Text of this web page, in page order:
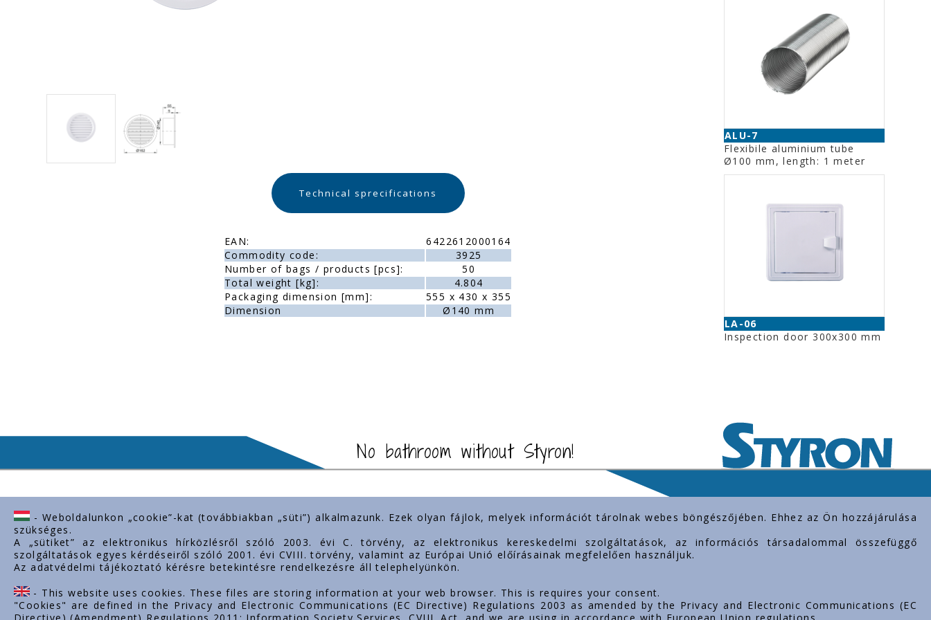
Technical sprecifications
EAN:
6422612000164
Commodity code:
3925
Number of bags / products [pcs]:
50
Total weight [kg]:
4.804
Packaging dimension [mm]:
555 x 430 x 355
Dimension
Ø140 mm
ALU-7
Flexibile aluminium tube
Ø100 mm, length: 1 meter
LA-06
Inspection door 300x300 mm
No bathroom without Styron!
Contact us
H-2243 Kóka, Zsámboki út Ipartelep
hrsz. 0139/12.
ertekesites@styron.hu
Important links
About us
Documents
Career
Our presence
- Weboldalunkon „cookie”-kat (továbbiakban „süti”) alkalmazunk. Ezek olyan fájlok, melyek információt tárolnak webes böngészőjében. Ehhez az Ön hozzájárulása
szükséges.
A „sütiket” az elektronikus hírközlésről szóló 2003. évi C. törvény, az elektronikus kereskedelmi szolgáltatások, az információs társadalommal összefüggő
szolgáltatások egyes kérdéseiről szóló 2001. évi CVIII. törvény, valamint az Európai Unió előírásainak megfelelően használjuk.
Az adatvédelmi tájékoztató kérésre betekintésre rendelkezésre áll telephelyünkön.
- This website uses cookies. These files are storing information at your web browser. This is requires your consent.
"Cookies" are defined in the Privacy and Electronic Communications (EC Directive) Regulations 2003 as amended by the Privacy and Electronic Communications (EC